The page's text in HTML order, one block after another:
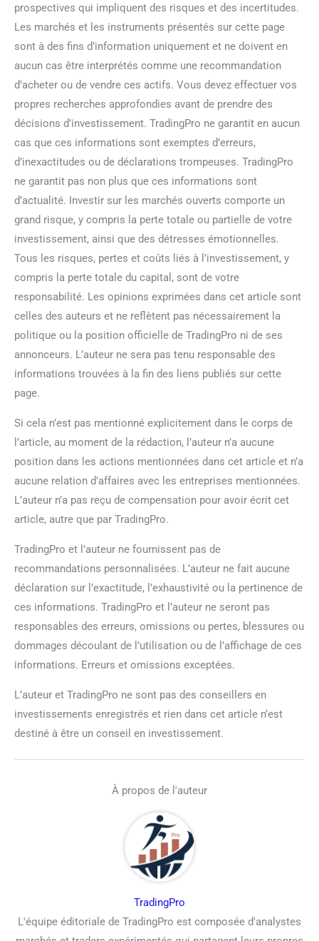
prospectives qui impliquent des risques et des incertitudes.
Les marchés et les instruments présentés sur cette page
sont à des fins d’information uniquement et ne doivent en
aucun cas être interprétés comme une recommandation
d’acheter ou de vendre ces actifs. Vous devez effectuer vos
propres recherches approfondies avant de prendre des
décisions d’investissement. TradingPro ne garantit en aucun
cas que ces informations sont exemptes d’erreurs,
d’inexactitudes ou de déclarations trompeuses. TradingPro
ne garantit pas non plus que ces informations sont
d’actualité. Investir sur les marchés ouverts comporte un
grand risque, y compris la perte totale ou partielle de votre
investissement, ainsi que des détresses émotionnelles.
Tous les risques, pertes et coûts liés à l’investissement, y
compris la perte totale du capital, sont de votre
responsabilité. Les opinions exprimées dans cet article sont
celles des auteurs et ne reflètent pas nécessairement la
politique ou la position officielle de TradingPro ni de ses
annonceurs. L’auteur ne sera pas tenu responsable des
informations trouvées à la fin des liens publiés sur cette
page.
Si cela n’est pas mentionné explicitement dans le corps de
l’article, au moment de la rédaction, l’auteur n’a aucune
position dans les actions mentionnées dans cet article et n’a
aucune relation d’affaires avec les entreprises mentionnées.
L’auteur n’a pas reçu de compensation pour avoir écrit cet
article, autre que par TradingPro.
TradingPro et l’auteur ne fournissent pas de
recommandations personnalisées. L’auteur ne fait aucune
déclaration sur l’exactitude, l’exhaustivité ou la pertinence de
ces informations. TradingPro et l’auteur ne seront pas
responsables des erreurs, omissions ou pertes, blessures ou
dommages découlant de l’utilisation ou de l’affichage de ces
informations. Erreurs et omissions exceptées.
L’auteur et TradingPro ne sont pas des conseillers en
investissements enregistrés et rien dans cet article n’est
destiné à être un conseil en investissement.
À propos de l'auteur
TradingPro
L'équipe éditoriale de TradingPro est composée d'analystes